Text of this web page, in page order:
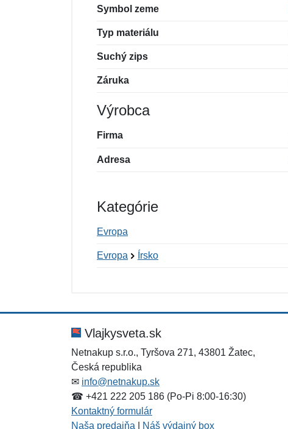
Symbol zeme
Typ materiálu
Suchý zips
Záruka
Výrobca
Firma
Adresa
Kategórie
Evropa
Evropa Írsko
Správa*
Správa*
Vlajkysveta.sk
Netnakup s.r.o., Tyršova 271, 43801 Žatec,
Česká republika
✉ info@netnakup.sk
☎ +421 222 205 186 (Po-Pi 8:00-16:30)
Kontaktný formulár
Naša predajňa
Náš výdajný box